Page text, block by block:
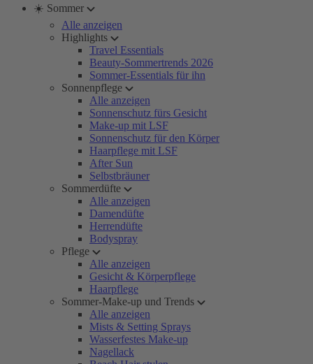
☀️ Sommer
Alle anzeigen
Highlights
Travel Essentials
Beauty-Sommertrends 2026
Sommer-Essentials für ihn
Sonnenpflege
Alle anzeigen
Sonnenschutz fürs Gesicht
Make-up mit LSF
Sonnenschutz für den Körper
Haarpflege mit LSF
After Sun
Selbstbräuner
Sommerdüfte
Alle anzeigen
Damendüfte
Herrendüfte
Bodyspray
Pflege
Alle anzeigen
Gesicht & Körperpflege
Haarpflege
Sommer-Make-up und Trends
Alle anzeigen
Mists & Setting Sprays
Wasserfestes Make-up
Nagellack